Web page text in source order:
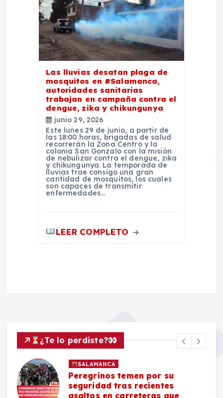
Las lluvias desatan plaga de
mosquitos en #Salamanca,
autoridades sanitarias
trabajan en campaña contra el
dengue, zika y chikungunya
junio 29, 2026
Este lunes 29 de junio, a partir de
las 18:00 horas, brigadas de salud
recorrerán la Zona Centro y la
colonia San Gonzalo con la misión
de nebulizar contra el dengue, zika
y chikungunya. La temporada de
lluvias trae consigo una gran
cantidad de mosquitos, los cuales
son capaces de transmitir
enfermedades…
LEER COMPLETO
¿Te lo perdiste?
SALAMANCA
Peregrinos temen por su
seguridad tras recientes
asaltos en carreteras que